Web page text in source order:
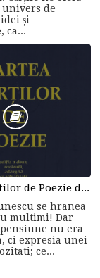
univers de
și
ca...
Cartea Cartilor de Poezie de Adrian Paunescu
se hranea
multimi! Dar
nu era
ci expresia unei
ce...